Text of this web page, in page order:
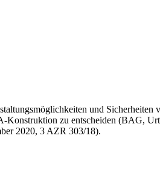
und
Konstruktion zu entscheiden (BAG,
2020, 3 AZR 303/18).